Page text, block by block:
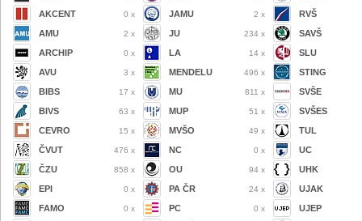
AKCENT 0 x
AMU 2 x
ARCHIP 0 x
AVU 3 x
BIBS 17 x
BIVS 63 x
CEVRO 15 x
ČVUT 476 x
ČZU 858 x
EPI 0 x
FAMO 0 x
JAMU 2 x
JU 234 x
LA 14 x
MENDELU 496 x
MU 811 x
MUP 51 x
MVŠO 49 x
NC 0 x
OU 94 x
PA ČR 24 x
PC 0 x
RVŠ
SAVŠ
SLU
STING
SVŠE
SVŠES
TUL
UC
UHK
UJAK
UJEP